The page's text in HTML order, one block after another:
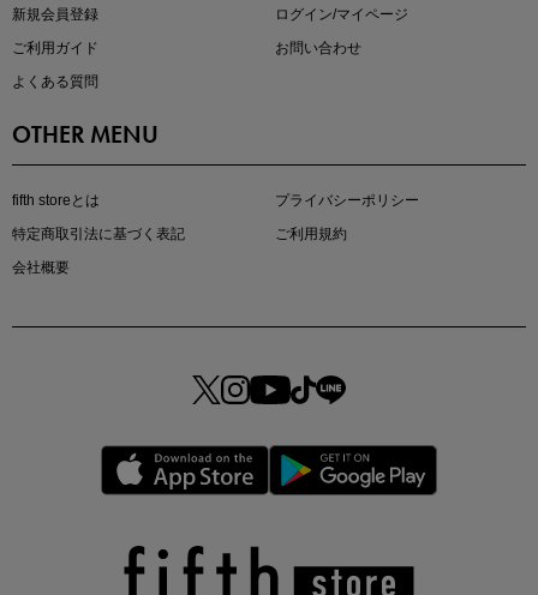
大人の着映えアイテム5選
マストバイアイテム
この夏の主役確定！
新規会員登録
ログイン/マイページ
ご利用ガイド
お問い合わせ
よくある質問
OTHER MENU
fifth storeとは
プライバシーポリシー
特定商取引法に基づく表記
ご利用規約
会社概要